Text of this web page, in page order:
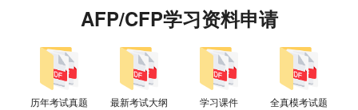
AFP/CFP学习资料申请
历年考试真题 最新考试大纲 学习课件 全真模考试题